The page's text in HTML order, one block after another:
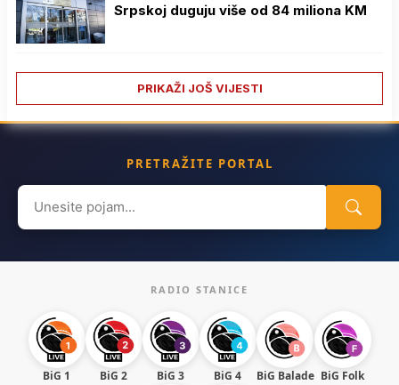
Srpskoj duguju više od 84 miliona KM
PRIKAŽI JOŠ VIJESTI
PRETRAŽITE PORTAL
Search
for:
RADIO STANICE
BiG 1 BiG 2 BiG 3 BiG 4 BiG Balade BiG Folk